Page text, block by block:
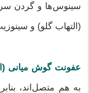
سینوس‌ها و گردن
(التهاب گلو) و
عفونت گوش میانی
به هم متصل‌اند،